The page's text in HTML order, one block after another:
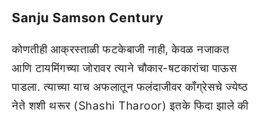
Sanju Samson Century
कोणतीही आक्रस्ताळी फटकेबाजी नाही, केवळ नजाकत
आणि टायमिंगच्या जोरावर त्याने चौकार-षटकारांचा पाऊस
पाडला. त्याच्या याच अफलातून फलंदाजीवर काँग्रेसचे ज्येष्ठ
नेते शशी थरूर (Shashi Tharoor) इतके फिदा झाले की